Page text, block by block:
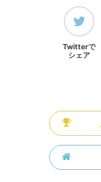
Twitterで
シェア